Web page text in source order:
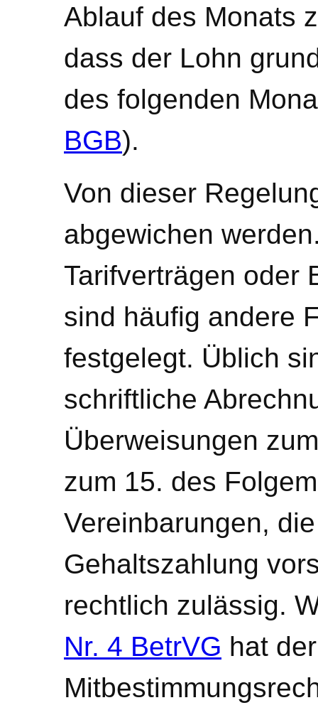
Ablauf des Monats
dass der Lohn
des folgenden
BGB).
Von dieser
abgewichen
Tarifverträgen oder
sind häufig andere
festgelegt. Üblich
schriftliche
Überweisungen
zum 15. des
Vereinbarungen,
Gehaltszahlung
rechtlich zulässig.
Nr. 4 BetrVG hat